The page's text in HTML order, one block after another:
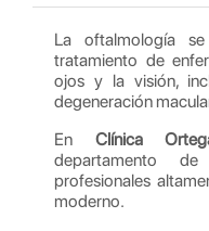
La oftalmología
tratamiento de
ojos y la visión,
degeneración
En Clínica
departamento
profesionales
moderno.